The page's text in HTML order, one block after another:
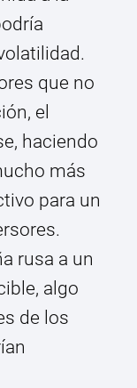
que no
el
haciendo
más
para un
rusa a un
algo
de los